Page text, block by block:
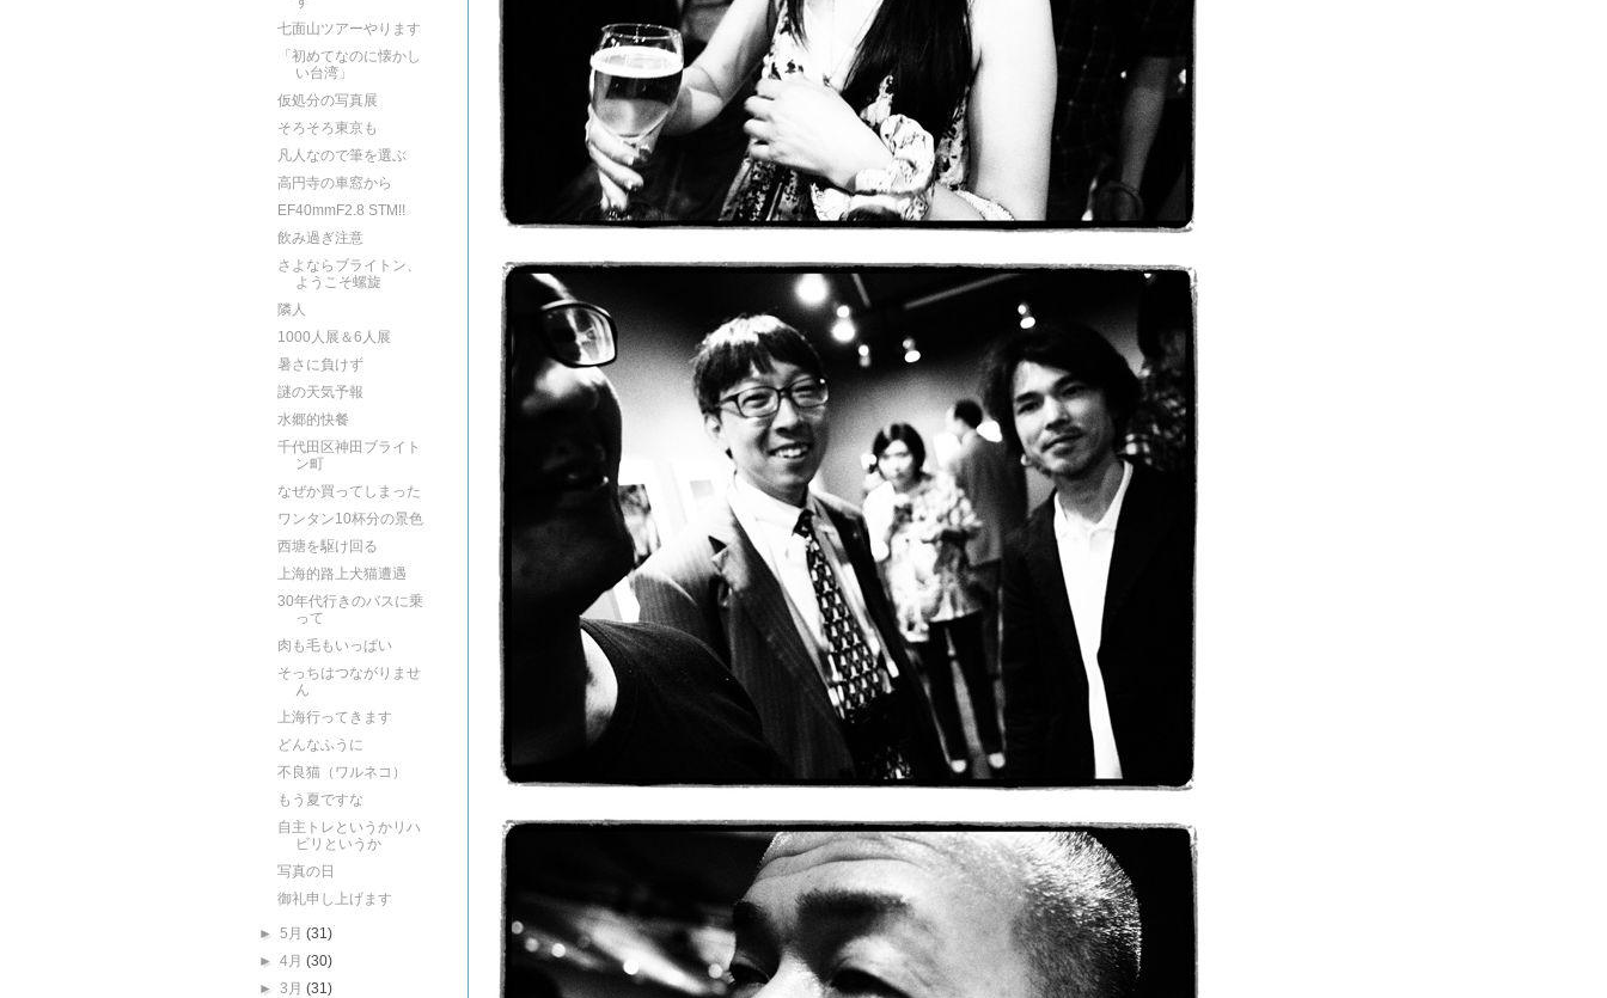
七面山ツアーやります
「初めてなのに懐かし
い台湾」
仮処分の写真展
そろそろ東京も
凡人なので筆を選ぶ
高円寺の車窓から
EF40mmF2.8 STM!!
飲み過ぎ注意
さよならブライトン、
ようこそ螺旋
隣人
1000人展＆6人展
暑さに負けず
謎の天気予報
水郷的快餐
千代田区神田ブライト
ン町
なぜか買ってしまった
ワンタン10杯分の景色
西塘を駆け回る
上海的路上犬猫遭遇
30年代行きのバスに乗
って
肉も毛もいっぱい
そっちはつながりませ
ん
上海行ってきます
どんなふうに
不良猫（ワルネコ）
もう夏ですな
自主トレというかリハ
ビリというか
写真の日
御礼申し上げます
►5月(31)
►4月(30)
►3月(31)